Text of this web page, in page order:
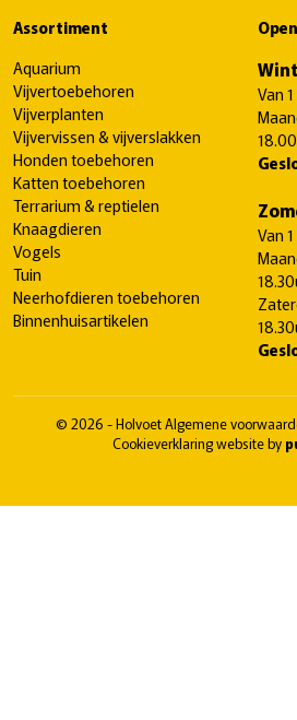
Assortiment
Aquarium
Vijvertoebehoren
Vijverplanten
Vijvervissen & vijverslakken
Honden toebehoren
Katten toebehoren
Terrarium & reptielen
Knaagdieren
Vogels
Tuin
Neerhofdieren toebehoren
Binnenhuisartikelen
Van
Van
© 2026 - HolvoetAlgemene
Cookieverklaringwebsite by